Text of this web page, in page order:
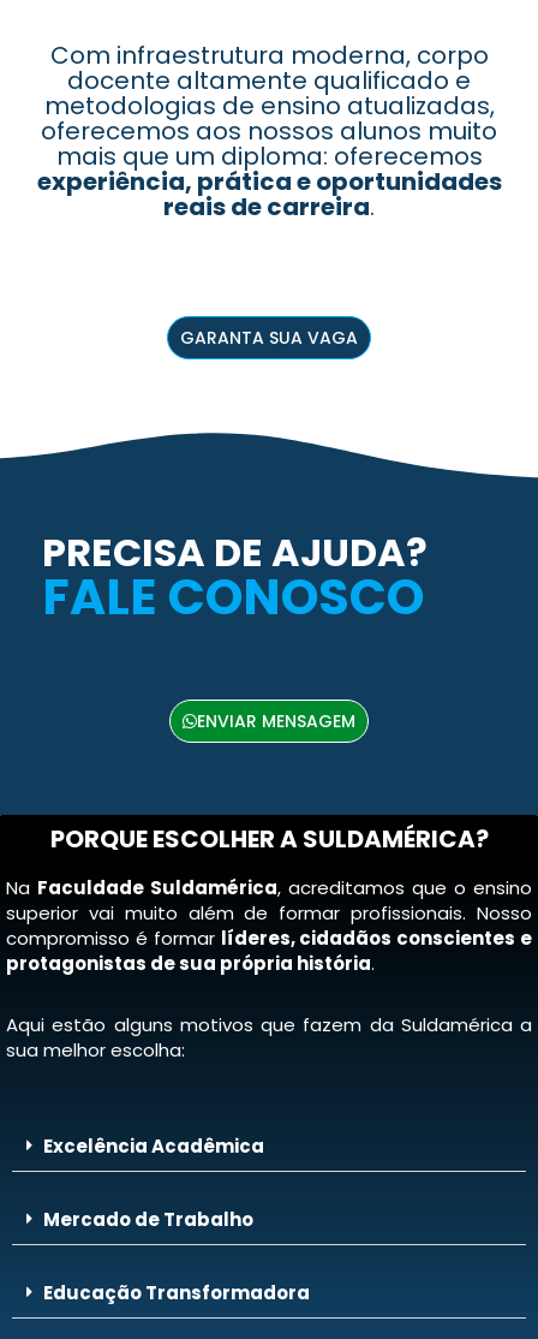
Com infraestrutura moderna, corpo
docente altamente qualificado e
metodologias de ensino atualizadas,
oferecemos aos nossos alunos muito
mais que um diploma: oferecemos
experiência, prática e oportunidades
reais de carreira.
GARANTA SUA VAGA
PRECISA DE AJUDA?
FALE CONOSCO
ENVIAR MENSAGEM
PORQUE ESCOLHER A SULDAMÉRICA?
Na Faculdade Suldamérica, acreditamos que o ensino
superior vai muito além de formar profissionais. Nosso
compromisso é formar líderes, cidadãos conscientes e
protagonistas de sua própria história.
Aqui estão alguns motivos que fazem da Suldamérica a
sua melhor escolha:
Excelência Acadêmica
Mercado de Trabalho
Educação Transformadora